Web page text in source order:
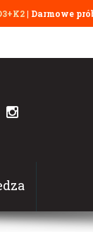
| Darmowe